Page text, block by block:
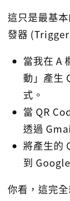
這只是最基
發器
當我在 A
動」產生
式。
當 QR
透過
將產生的
到
你看，這完